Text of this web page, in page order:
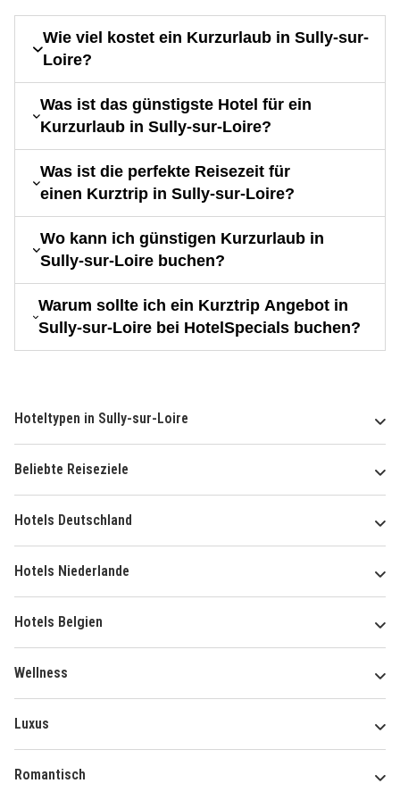
Wie viel kostet ein Kurzurlaub in Sully-sur-
Loire?
Was ist das günstigste Hotel für ein
Kurzurlaub in Sully-sur-Loire?
Was ist die perfekte Reisezeit für
einen Kurztrip in Sully-sur-Loire?
Wo kann ich günstigen Kurzurlaub in
Sully-sur-Loire buchen?
Warum sollte ich ein Kurztrip Angebot in
Sully-sur-Loire bei HotelSpecials buchen?
Hoteltypen in Sully-sur-Loire
Beliebte Reiseziele
Hotels Deutschland
Hotels Niederlande
Hotels Belgien
Wellness
Luxus
Romantisch